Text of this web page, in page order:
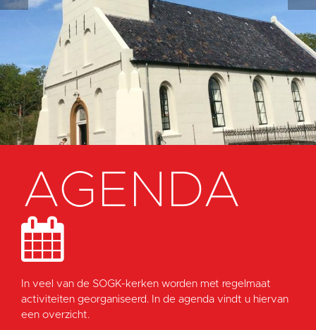
AGENDA
In veel van de SOGK-kerken worden met regelmaat
activiteiten georganiseerd. In de agenda vindt u hiervan
een overzicht.